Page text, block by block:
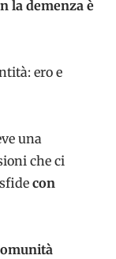
la demenza è
ero e
una
che ci
con